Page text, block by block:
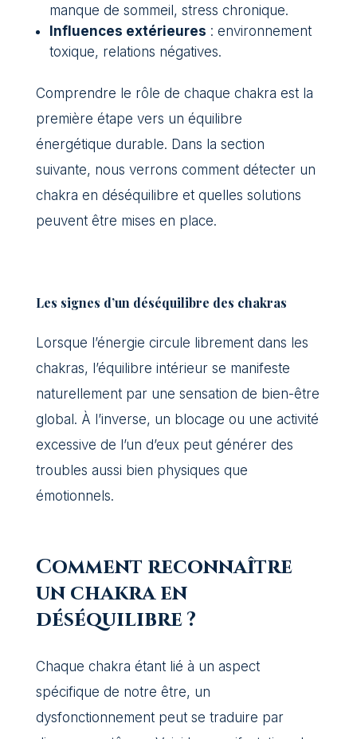
manque de sommeil, stress chronique.
Influences extérieures : environnement
toxique, relations négatives.
Comprendre le rôle de chaque chakra est la
première étape vers un équilibre
énergétique durable. Dans la section
suivante, nous verrons comment détecter un
chakra en déséquilibre et quelles solutions
peuvent être mises en place.
Les signes d’un déséquilibre des chakras
Lorsque l’énergie circule librement dans les
chakras, l’équilibre intérieur se manifeste
naturellement par une sensation de bien-être
global. À l’inverse, un blocage ou une activité
excessive de l’un d’eux peut générer des
troubles aussi bien physiques que
émotionnels.
Comment reconnaître
un chakra en
déséquilibre ?
Chaque chakra étant lié à un aspect
spécifique de notre être, un
dysfonctionnement peut se traduire par